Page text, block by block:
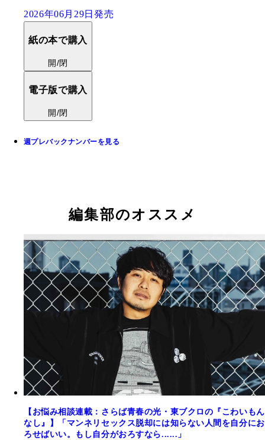
2026年06月29日発売
紙の本で購入
開/閉
電子版で購入
開/閉
週プレバックナンバーを見る
編集部のオススメ
【お悩み相談連載：さらば青春の光・東ブクロの『こわいもん
なし』】「マンネリセックス脱却には知らない人間を自分にお
ろせばいい。もし自分がおろすなら......」